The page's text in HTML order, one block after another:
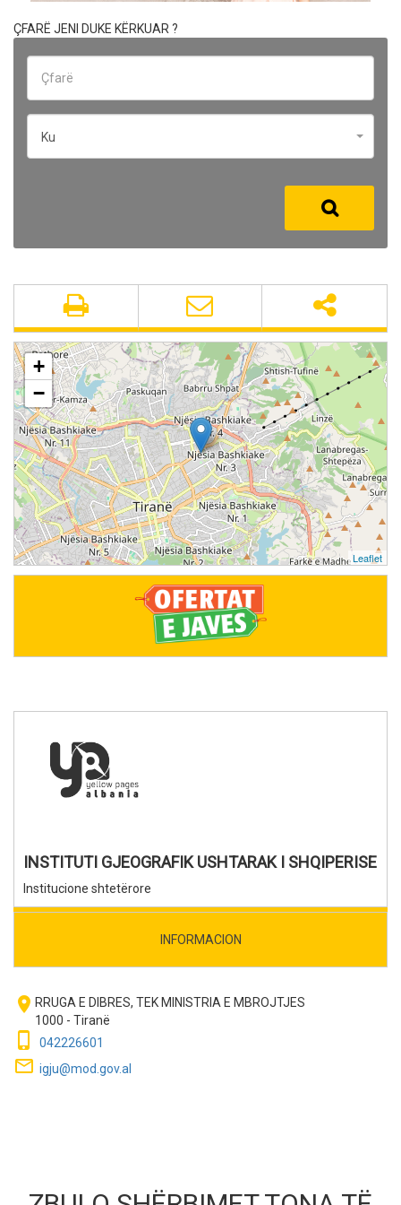
ÇFARË JENI DUKE KËRKUAR ?
Ku
INSTITUTI GJEOGRAFIK USHTARAK I SHQIPERISE
Institucione shtetërore
INFORMACION
room RRUGA E DIBRES, TEK MINISTRIA E MBROJTJES
1000 - Tiranë
phone_iphone 042226601
mail_outline igju@mod.gov.al
+
−
Leaflet